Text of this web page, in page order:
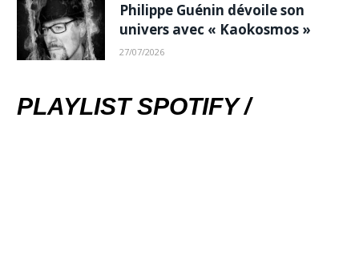
Philippe Guénin dévoile son
univers avec « Kaokosmos »
27/07/2026
PLAYLIST SPOTIFY /